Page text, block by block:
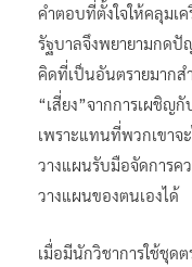
คำตอบที่ตั้งใจให้คลุมเ
รัฐบาลจึงพยายามกดปั
คิดที่เป็นอันตรายมากส
“เสี่ยง”จากการเผชิญ
เพราะแทนที่พวกเขาจะ
วางแผนรับมือจัดการค
วางแผนของตนเองได้
เมื่อมีนักวิชาการใช้ชุด